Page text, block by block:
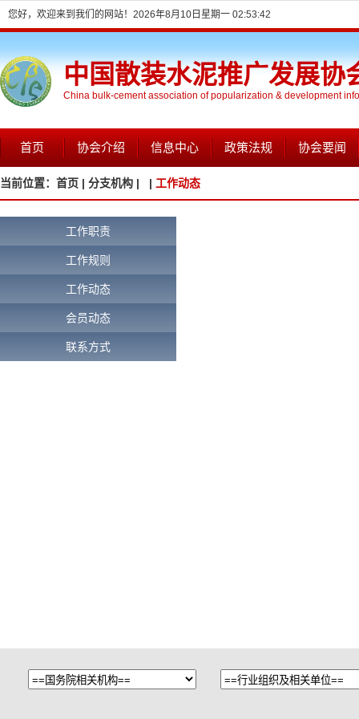
您好，欢迎来到我们的网站！ 2026年8月10日星期一 02:53:42
中国散装水泥推广发展协
China bulk-cement association of popularization & development
首页 协会介绍 信息中心 政策法规 协会要闻
当前位置： 首页 | 分支机构 | | 工作动态
工作职责
工作规则
工作动态
会员动态
联系方式